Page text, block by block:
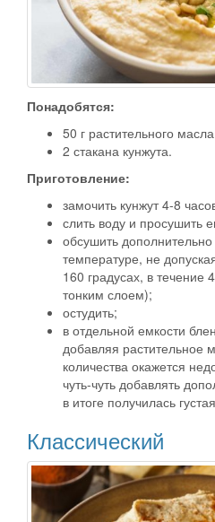
Понадобятся:
50 г растительного
2 стакана кунжута.
Приготовление:
замочить кунжут 4-8
слить воду и просушить
обсушить
температуре, не
160 градусах, в течение
тонким слоем);
остудить;
в отдельной емкости
добавляя растительное
количества окажется
чуть-чуть добавлять
в итоге получилась
Классический